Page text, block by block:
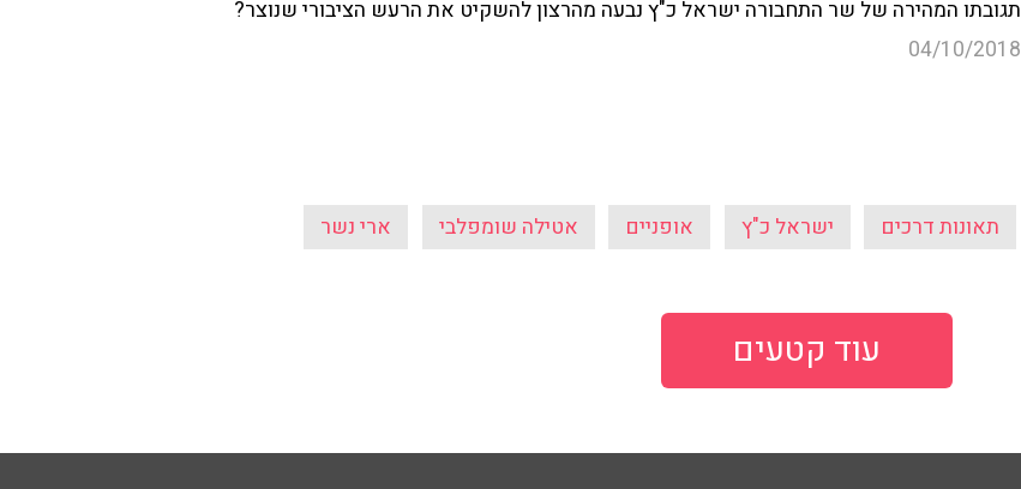
תגובתו המהירה של שר התחבורה ישראל כ"ץ נבעה מהרצון להשקיט את הרעש הציבורי שנוצר?
04/10/2018
תאונות דרכים ישראל כ"ץ אופניים אטילה שומפלבי ארי נשר
עוד קטעים